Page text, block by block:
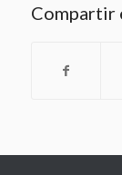
Compartir